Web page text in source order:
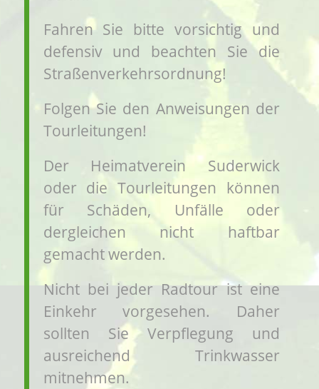
Fahren Sie bitte vorsichtig und
defensiv und beachten Sie die
Straßenverkehrsordnung!
Folgen Sie den Anweisungen der
Tourleitungen!
Der Heimatverein Suderwick
oder die Tourleitungen können
für Schäden, Unfälle oder
dergleichen nicht haftbar
gemacht werden.
Nicht bei jeder Radtour ist eine
Einkehr vorgesehen. Daher
sollten Sie Verpflegung und
ausreichend Trinkwasser
mitnehmen.